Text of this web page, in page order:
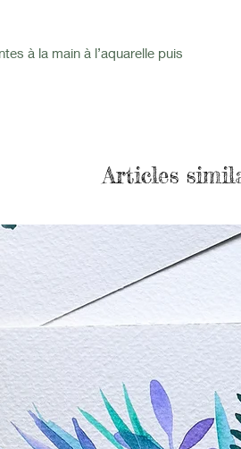
à la main à l’aquarelle puis
Articles